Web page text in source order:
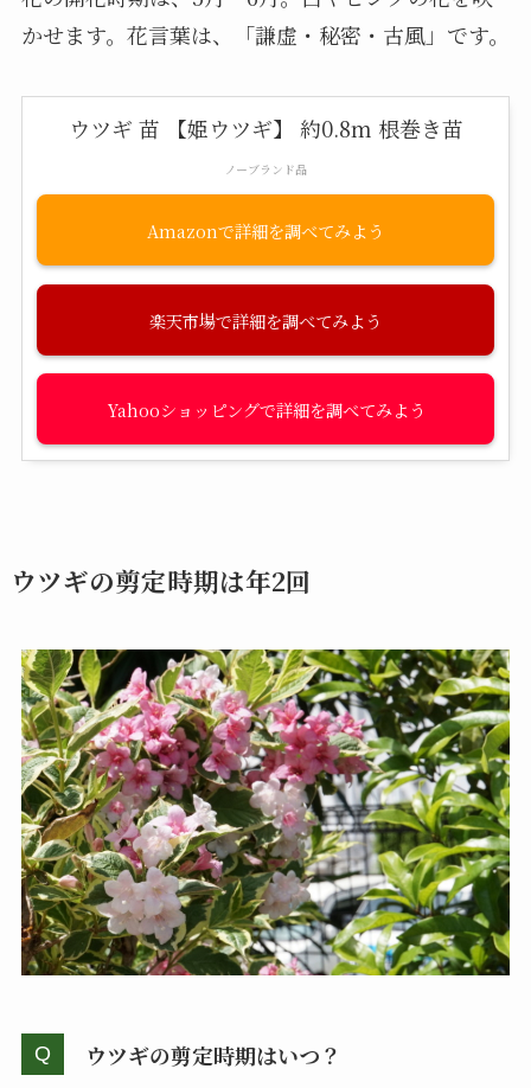
かせます。花言葉は、「謙虚・秘密・古風」です。
ウツギ 苗 【姫ウツギ】 約0.8m 根巻き苗
ノーブランド品
Amazon
楽天市場
Yahooショッピング
ウツギの剪定時期は年2回
ウツギの剪定時期はいつ？